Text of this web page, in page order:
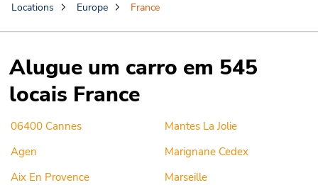
Locations Europe France
Alugue um carro em 545
locais France
06400 Cannes
Agen
Aix En Provence
Mantes La Jolie
Marignane Cedex
Marseille